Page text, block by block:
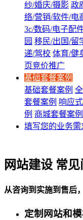
纱/婚庆/摄影 政
络/营销/软件/电
3c/数码/电子配
园 移民/出国/留
递/驾校 体育/健
页竞价推广
基础套餐案例
基础套餐案例
套餐案例 响应
例 商城套餐案例
填写您的业务需
网站建设 常
从咨询到实施到售后
定制网站和